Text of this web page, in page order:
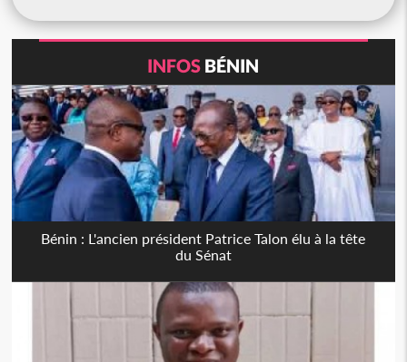
INFOS BÉNIN
Bénin : L'ancien président Patrice Talon élu à la tête
du Sénat